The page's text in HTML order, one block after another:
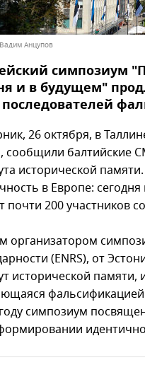
Анцупов
симпозиум
и в будущем"
26 октября, в
сообщили балтийские
исторической
в Европе:
почти 200 участников
организатором
(ENRS), от
исторической памяти,
фальсификацией
симпозиум